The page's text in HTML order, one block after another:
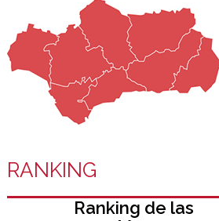
RANKING
Ranking de las